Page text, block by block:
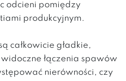
odcieni pomiędzy
produkcyjnym.
całkowicie gładkie,
łączenia spawów
nierówności, czy